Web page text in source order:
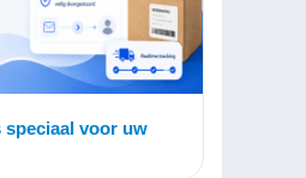
speciaal voor uw